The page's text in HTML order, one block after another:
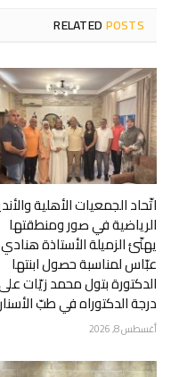
RELATEDPOSTS
اتّحاد الجمعيات الأهلية
الرياضية في صور ومنطقتها
يهنّئ الزميلة الأستاذة هنادي
عبّاس لمناسبة حصول ابنتها
الدكتورة بتول محمد زيّات
درجة الدكتوراه في طبّ
أغسطس 8, 2026